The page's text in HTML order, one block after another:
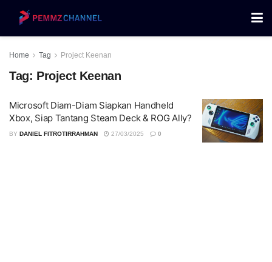
Home Tag Project Keenan
Tag: Project Keenan
Microsoft Diam-Diam Siapkan Handheld
Xbox, Siap Tantang Steam Deck & ROG Ally?
BY DANIEL FITROTIRRAHMAN 27/03/2025 0